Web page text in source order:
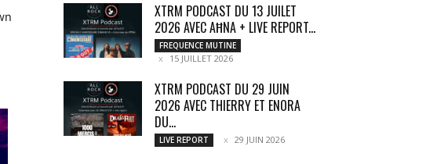
XTRM PODCAST DU 13 JUILET
2026 AVEC AĦNA + LIVE REPORT...
FREQUENCE MUTINE
15 JUILLET 2026
XTRM PODCAST DU 29 JUIN
2026 AVEC THIERRY ET ENORA
DU...
LIVE REPORT 29 JUIN 2026